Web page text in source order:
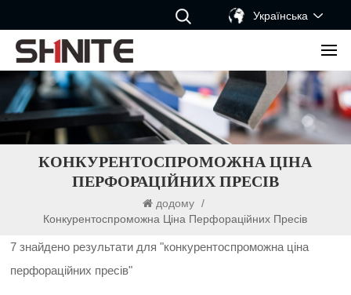
Українська
КОНКУРЕНТОСПРОМОЖНА ЦІНА
ПЕРФОРАЦІЙНИХ ПРЕСІВ
додому /
Конкурентоспроможна Ціна Перфораційних Пресів
7 знайдено результати для "конкурентоспроможна ціна
перфораційних пресів"